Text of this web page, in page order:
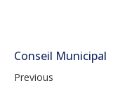
Conseil Municipal
Previous